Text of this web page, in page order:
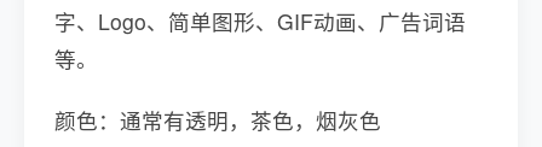
字、Logo、简单图形、GIF动画、广告词语
等。
颜色：通常有透明，茶色，烟灰色